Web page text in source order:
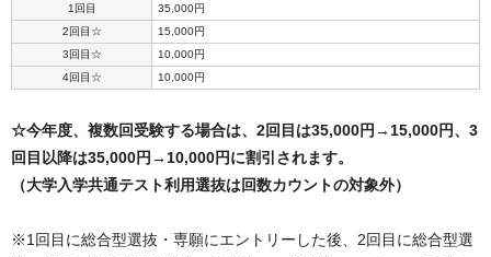
1回目
35,000円
2回目☆
15,000円
3回目☆
10,000円
4回目☆
10,000円
☆今年度、複数回受験する場合は、2回目は35,000円→15,000円、3
回目以降は35,000円→10,000円に割引されます。
（大学入学共通テスト利用選抜は回数カウントの対象外）
※1回目に総合型選抜・専願にエントリーした後、2回目に総合型選